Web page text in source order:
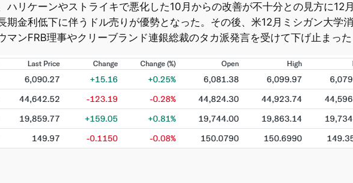
ハリケーンやストライキで悪化した10月からの改善が不十分との見方に12
期金利低下に伴うドル売りが優勢となった。その後、米12月ミシガン大学
マンFRB理事やクリーブランド連銀総裁のタカ派発言を受けて下げ止まった